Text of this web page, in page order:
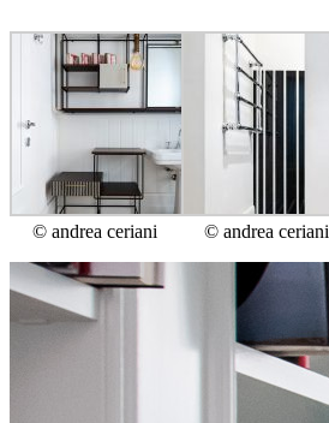
© andrea ceriani © andrea ceriani